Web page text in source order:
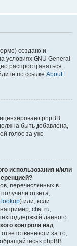
создано и
условиях GNU General
распространяться.
по ссылке About
phpBB
быть добавлена,
голос за уже
использования и/или
перечисленных в
ответа,
lookup) или, если
chat.ru,
данного
контроля над
за то,
к phpBB